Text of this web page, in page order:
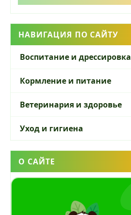
НАВИГАЦИЯ ПО САЙТУ
Воспитание и дрессировка
Кормление и питание
Ветеринария и здоровье
Уход и гигиена
О САЙТЕ